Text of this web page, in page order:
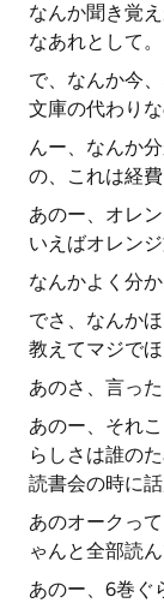
なんか聞き覚
なあれとして。
で、なんか今
文庫の代わり
んー、なんか
の、これは経
あのー、オレ
いえばオレン
なんかよく分
でさ、なんか
教えてマジでほ
あのさ、言っ
あのー、それ
らしさは誰の
読書会の時に
あのオークっ
ゃんと全部読
あのー、6巻ぐ